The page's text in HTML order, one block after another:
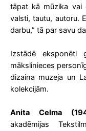
tāpat kā mūzika vai
valsti, tautu, autoru.
darbu,” tā par savu
Izstādē eksponēti
mākslinieces
dizaina muzeja un
kolekcijām.
Anita Celma
akadēmijas